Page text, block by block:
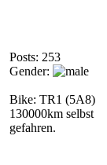
Posts: 253
Gender:
Bike: TR1 (5A8)
130000km selbst
gefahren.